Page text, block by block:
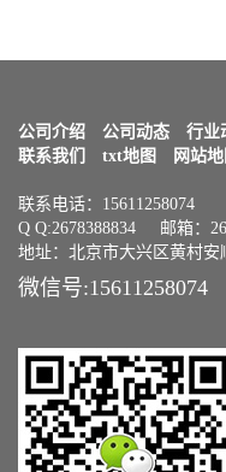
公司介绍 公司动态 行业
联系我们
txt地图 网站地
联系电话：15611258074
Q Q:2678388834 邮箱：
地址：北京市大兴区黄村安
微信号:15611258074